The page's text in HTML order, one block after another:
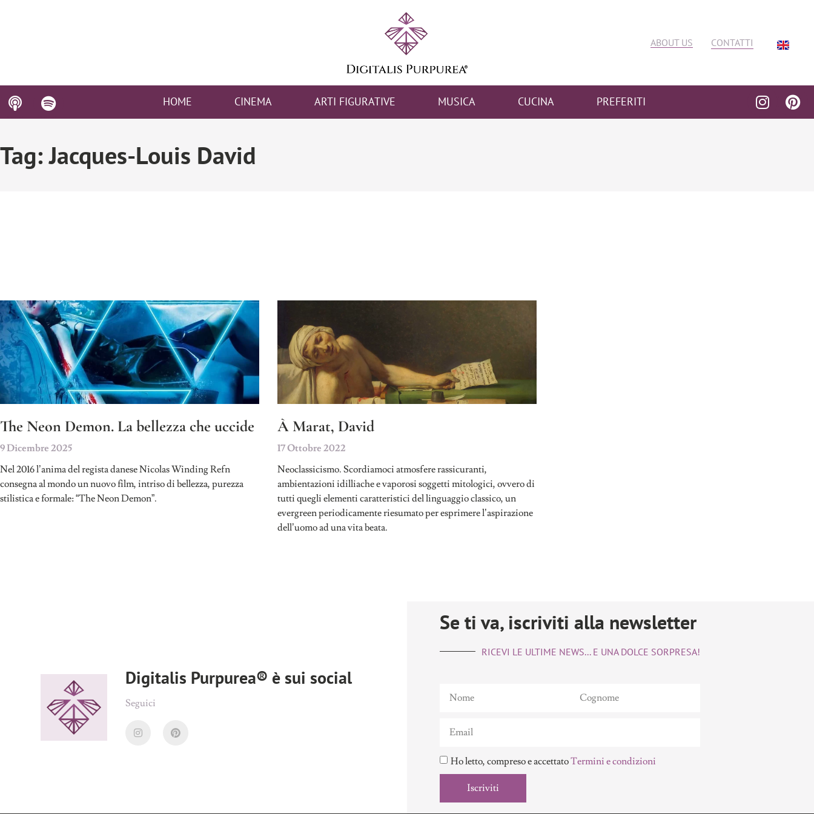
ABOUT US CONTATTI
HOME CINEMA ARTI FIGURATIVE MUSICA CUCINA PREFERITI
Tag: Jacques-Louis David
The Neon Demon. La bellezza che uccide
9 Dicembre 2025
Nel 2016 l’anima del regista danese Nicolas Winding Refn
consegna al mondo un nuovo film, intriso di bellezza, purezza
stilistica e formale: “The Neon Demon”.
À Marat, David
17 Ottobre 2022
Neoclassicismo. Scordiamoci atmosfere rassicuranti,
ambientazioni idilliache e vaporosi soggetti mitologici, ovvero di
tutti quegli elementi caratteristici del linguaggio classico, un
evergreen periodicamente riesumato per esprimere l’aspirazione
dell’uomo ad una vita beata.
Digitalis Purpurea® è sui social
Seguici
Se ti va, iscriviti alla newsletter
RICEVI LE ULTIME NEWS... E UNA DOLCE SORPRESA!
Ho letto, compreso e accettatoTermini e condizioni
Iscriviti